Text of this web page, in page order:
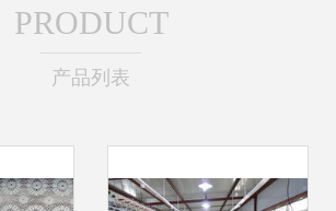
PRODUCT
产品列表